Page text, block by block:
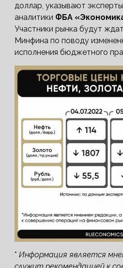
доллар, указывают
аналитики ФБА
Участники рынка будут
Минфина по поводу
исполнения бюджетного
* Информация является